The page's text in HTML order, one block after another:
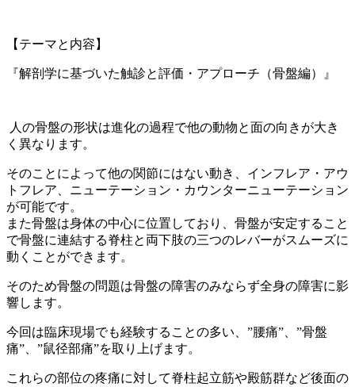
【テーマと内容】
『解剖学に基づいた触診と評価・アプローチ（骨盤編）』
人の骨盤の形状は進化の過程で他の動物と面の向きが大き
く異なります。
そのことによって他の関節にはない動き、インフレア・アウ
トフレア、ニューテーション・カウンターニューテーション
が可能です。
また骨盤は身体の中心に位置しており、骨盤が安定すること
で骨盤に連結する脊柱と両下肢の三つのレバーがスムーズに
動くことができます。
そのため骨盤の問題は骨盤の障害のみならず全身の障害に影
響します。
今回は臨床現場でも経験することの多い、”腰痛”、”骨盤
痛”、”鼠径部痛”を取り上げます。
これらの部位の疼痛に対して脊柱起立筋や殿筋群など後面の